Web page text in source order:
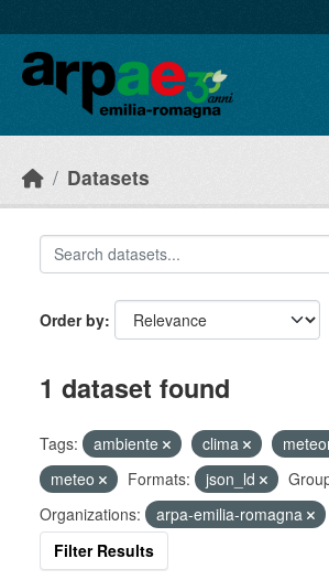
Datasets
Order by
1 dataset found
Tags: ambiente clima
meteo
Formats: json_ld
Organizations:
arpa-emilia-romagna
Filter Results